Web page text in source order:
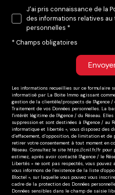
J'ai pris connaissance de la
des informations relatives
personnelles *
* Champs obligatoires
Les informations recueillies sur ce formulaire
informatisé par La Boite Immo agissant
gestion de la clientèle/prospects de l'Agence /
Traitement de vos Données personnelles. La
l'intérêt légitime de l'Agence / du Réseau.
suppression et sont destinées à l'Agence / au
informatique et libertés », vous disposez des
d’effacement, d’opposition, de limitation et de
retirer votre consentement à tout moment en
Réseau. Consultez le site https://cnil.fr/fr pour
estimez, après avoir contacté l'Agence / le
Libertés » ne sont pas respectés, vous
vous informons de l’existence de la liste
Bloctel », sur laquelle vous pouvez vous
cadre de la protection des Données
Données sensibles dans le champ de saisie